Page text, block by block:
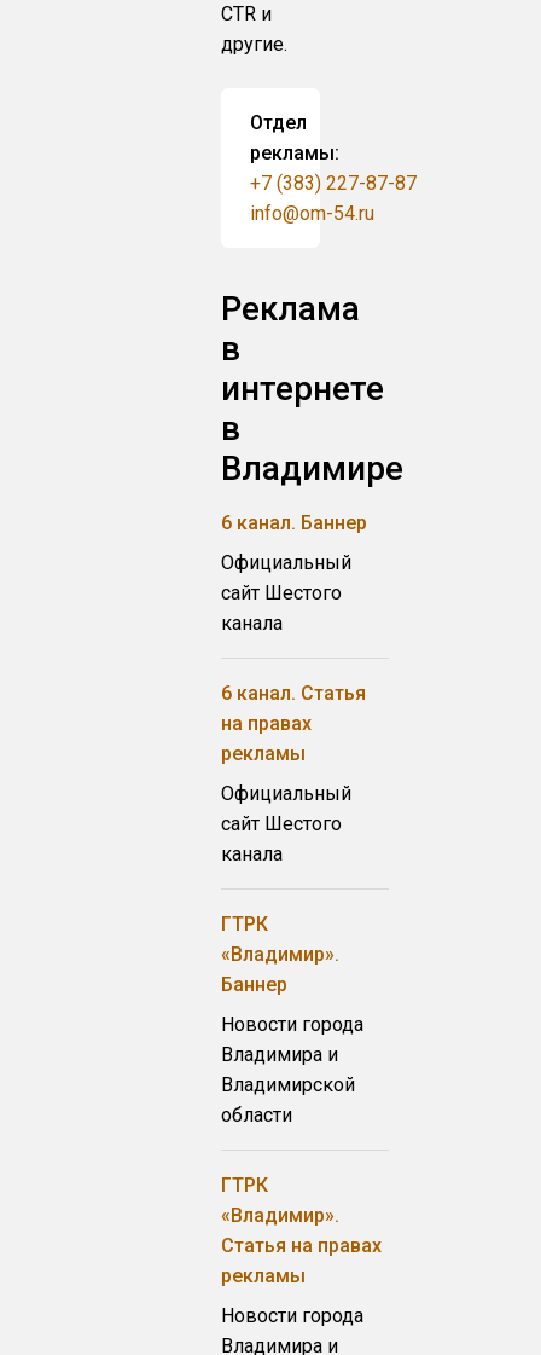
CTR и
другие.
Отдел
рекламы:
+7 (383) 227-87-87
info@om-54.ru
Реклама
в
интернете
в
Владимире
6 канал. Баннер
Официальный
сайт Шестого
канала
6 канал. Статья
на правах
рекламы
Официальный
сайт Шестого
канала
ГТРК
«Владимир».
Баннер
Новости города
Владимира и
Владимирской
области
ГТРК
«Владимир».
Статья на правах
рекламы
Новости города
Владимира и